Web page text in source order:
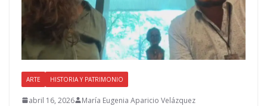
ARTE HISTORIA Y PATRIMONIO
abril 16, 2026
María Eugenia Aparicio Velázquez